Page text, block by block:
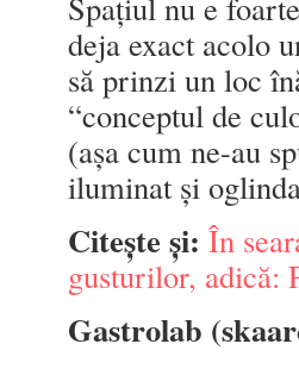
deja exact acolo
să prinzi un loc
“conceptul de
(așa cum ne-au
iluminat și
Citește și: În
gusturilor, adică:
Gastrolab